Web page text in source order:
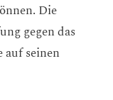
Die
gegen das
seinen